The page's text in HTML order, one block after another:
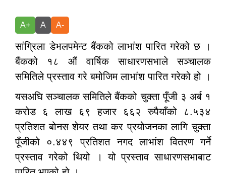
A+ A A-
सांग्रिला डेभलपमेन्ट बैंकको लाभांश पारित गरेको छ ।
बैंकको १८ औं वार्षिक साधारणसभाले सञ्चालक
समितिले प्रस्ताव गरे बमोजिम लाभांश पारित गरेको हो ।
यसअघि सञ्चालक समितिले बैंकको चुक्ता पूँजी ३ अर्ब १
करोड ६ लाख ६९ हजार ६६२ रुपैयाँको ८.५३४
प्रतिशत बोनस शेयर तथा कर प्रयोजनका लागि चुक्ता
पूँजीको ०.४४९ प्रतिशत नगद लाभांश वितरण गर्ने
प्रस्ताव गरेको थियो । यो प्रस्ताव साधारणसभाबाट